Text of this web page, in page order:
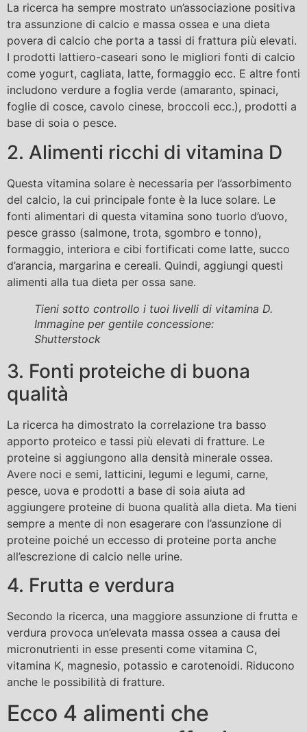
La ricerca ha sempre mostrato un’associazione positiva
tra assunzione di calcio e massa ossea e una dieta
povera di calcio che porta a tassi di frattura più elevati.
I prodotti lattiero-caseari sono le migliori fonti di calcio
come yogurt, cagliata, latte, formaggio ecc. E altre fonti
includono verdure a foglia verde (amaranto, spinaci,
foglie di cosce, cavolo cinese, broccoli ecc.), prodotti a
base di soia o pesce.
2. Alimenti ricchi di vitamina D
Questa vitamina solare è necessaria per l’assorbimento
del calcio, la cui principale fonte è la luce solare. Le
fonti alimentari di questa vitamina sono tuorlo d’uovo,
pesce grasso (salmone, trota, sgombro e tonno),
formaggio, interiora e cibi fortificati come latte, succo
d’arancia, margarina e cereali. Quindi, aggiungi questi
alimenti alla tua dieta per ossa sane.
Tieni sotto controllo i tuoi livelli di vitamina D.
Immagine per gentile concessione:
Shutterstock
3. Fonti proteiche di buona
qualità
La ricerca ha dimostrato la correlazione tra basso
apporto proteico e tassi più elevati di fratture. Le
proteine ​​si aggiungono alla densità minerale ossea.
Avere noci e semi, latticini, legumi e legumi, carne,
pesce, uova e prodotti a base di soia aiuta ad
aggiungere proteine ​​di buona qualità alla dieta. Ma tieni
sempre a mente di non esagerare con l’assunzione di
proteine ​​poiché un eccesso di proteine ​​​​porta anche
all’escrezione di calcio nelle urine.
4. Frutta e verdura
Secondo la ricerca, una maggiore assunzione di frutta e
verdura provoca un’elevata massa ossea a causa dei
micronutrienti in esse presenti come vitamina C,
vitamina K, magnesio, potassio e carotenoidi. Riducono
anche le possibilità di fratture.
Ecco 4 alimenti che